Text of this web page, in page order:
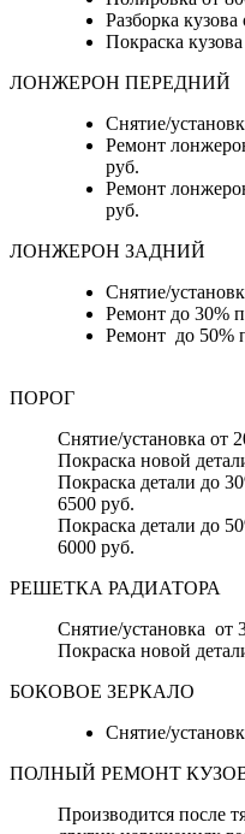
Разборка кузова
Покраска
ЛОНЖЕРОН ПЕРЕДНИЙ
Снятие/
Ремонт
руб.
Ремонт
руб.
ЛОНЖЕРОН ЗАДНИЙ
Снятие/
Ремонт до 30%
Ремонт до 50%
ПОРОГ
Снятие/установка от
Покраска новой
Покраска детали до
6500 руб.
Покраска детали до
6000 руб.
РЕШЕТКА РАДИАТОРА
Снятие/установка от
Покраска новой
БОКОВОЕ ЗЕРКАЛО
Снятие/
ПОЛНЫЙ РЕМОНТ
Производится после